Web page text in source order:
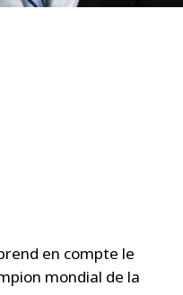
en compte le
mondial de la